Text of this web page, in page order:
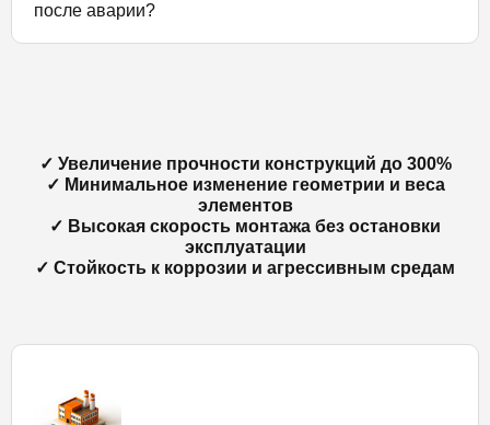
после аварии?
✓ Увеличение прочности конструкций до 300%
✓ Минимальное изменение геометрии и веса
элементов
✓ Высокая скорость монтажа без остановки
эксплуатации
✓ Стойкость к коррозии и агрессивным средам